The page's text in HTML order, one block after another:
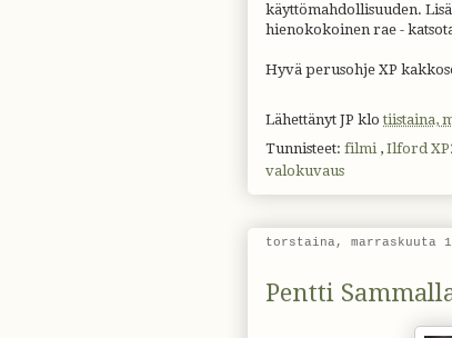
käyttömahdollisuuden.
hienokokoinen rae -
Hyvä perusohje XP
Lähettänyt JP klotiistaina,
Tunnisteet: filmi , Ilford
valokuvaus
torstaina, marraskuuta
Pentti